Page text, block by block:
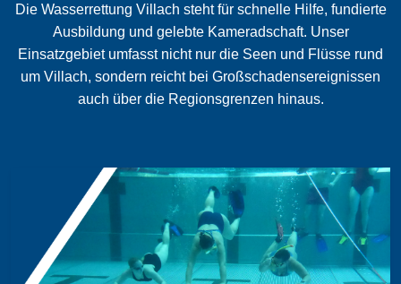
Die Wasserrettung Villach steht für schnelle Hilfe, fundierte
Ausbildung und gelebte Kameradschaft. Unser
Einsatzgebiet umfasst nicht nur die Seen und Flüsse rund
um Villach, sondern reicht bei Großschadensereignissen
auch über die Regionsgrenzen hinaus.